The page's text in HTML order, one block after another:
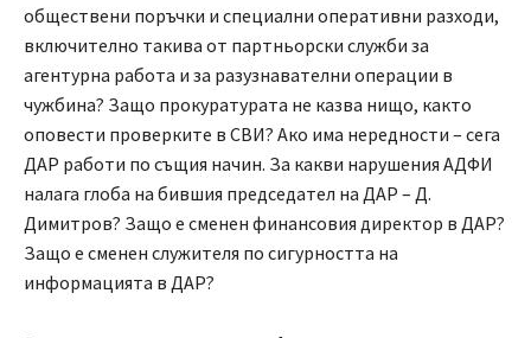
обществени поръчки и специални оперативни разходи,
включително такива от партньорски служби за
агентурна работа и за разузнавателни операции в
чужбина? Защо прокуратурата не казва нищо, както
оповести проверките в СВИ? Ако има нередности – сега
ДАР работи по същия начин. За какви нарушения АДФИ
налага глоба на бившия председател на ДАР – Д.
Димитров? Защо е сменен финансовия директор в ДАР?
Защо е сменен служителя по сигурността на
информацията в ДАР?